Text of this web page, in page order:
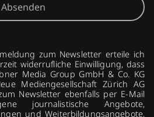
Absenden
zum Newsletter erteile ich
widerrufliche Einwilligung, dass
Media Group GmbH & Co. KG
Mediengesellschaft Zürich AG
Newsletter ebenfalls per E-Mail
journalistische Angebote,
und Weiterbildungsangebote,